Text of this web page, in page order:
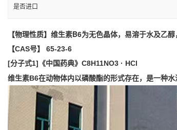
是否进口
【物理性质】 维生素B6为无色晶体，易溶于水及乙醇
【CAS号】 65-23-6
[分子式1]《中国药典》C8H11NO3 · HCl
维生素B6在动物体内以磷酸酯的形式存在，是一种